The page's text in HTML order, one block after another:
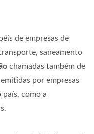
de empresas de
saneamento
chamadas também de
emitidas por empresas
país, como a